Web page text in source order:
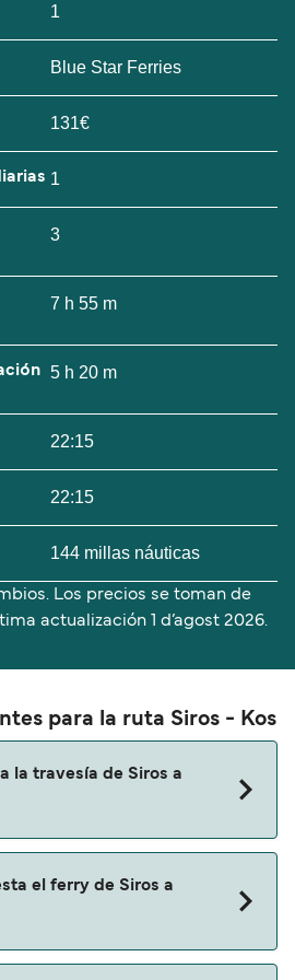
1
Blue Star Ferries
131€
1
3
7 h 55 m
5 h 20 m
22:15
22:15
144 millas náuticas
Los precios se toman de
actualización 1 d’agost 2026.
para la ruta Siros - Kos
la travesía de Siros a
7 horas 55 minutos. La
puede variar de una
por lo que te recomendamos
el ferry de Siros a